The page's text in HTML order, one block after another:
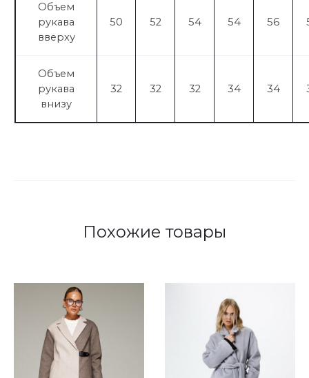
Объем
рукава
вверху
50 52 54 54 56
Объем
рукава
внизу
32 32 32 34 34
Похожие товары